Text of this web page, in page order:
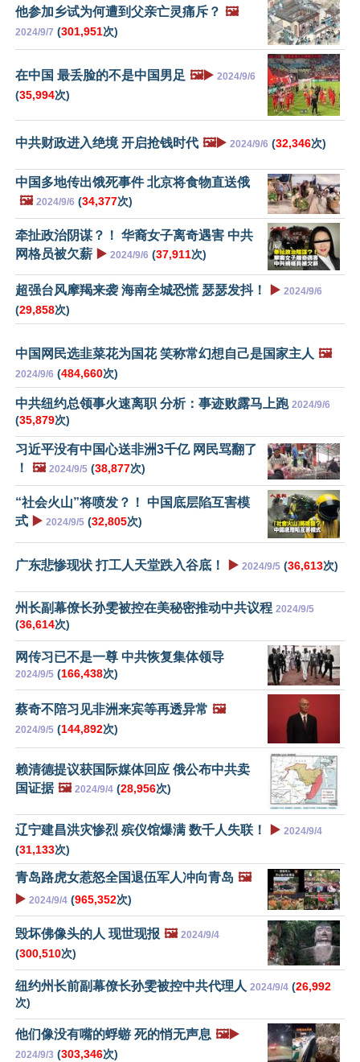
他参加乡试为何遭到父亲亡灵痛斥？ 🖼️
2024/9/7 (301,951次)
在中国 最丢脸的不是中国男足 🖼️▶️ 2024/9/6
(35,994次)
中共财政进入绝境 开启抢钱时代 🖼️▶️ 2024/9/6 (32,346次)
中国多地传出饿死事件 北京将食物直送俄
🖼️ 2024/9/6 (34,377次)
牵扯政治阴谋？！ 华裔女子离奇遇害 中共
网格员被欠薪 ▶️ 2024/9/6 (37,911次)
超强台风摩羯来袭 海南全城恐慌 瑟瑟发抖！ ▶️ 2024/9/6
(29,858次)
中国网民选韭菜花为国花 笑称常幻想自己是国家主人 🖼️
2024/9/6 (484,660次)
中共纽约总领事火速离职 分析：事迹败露马上跑 2024/9/6
(35,879次)
习近平没有中国心送非洲3千亿 网民骂翻了
！
🖼️ 2024/9/5 (38,877次)
“社会火山”将喷发？！ 中国底层陷互害模
式 ▶️ 2024/9/5 (32,805次)
广东悲惨现状 打工人天堂跌入谷底！ ▶️ 2024/9/5 (36,613次)
州长副幕僚长孙雯被控在美秘密推动中共议程 2024/9/5
(36,614次)
网传习已不是一尊 中共恢复集体领导
2024/9/5 (166,438次)
蔡奇不陪习见非洲来宾等再透异常 🖼️
2024/9/5 (144,892次)
赖清德提议获国际媒体回应 俄公布中共卖
国证据 🖼️ 2024/9/4 (28,956次)
辽宁建昌洪灾惨烈 殡仪馆爆满 数千人失联！ ▶️ 2024/9/4
(31,133次)
青岛路虎女惹怒全国退伍军人冲向青岛 🖼️
▶️ 2024/9/4 (965,352次)
毁坏佛像头的人 现世现报 🖼️ 2024/9/4
(300,510次)
纽约州长前副幕僚长孙雯被控中共代理人 2024/9/4 (26,992
次)
他们像没有嘴的蜉蝣 死的悄无声息 🖼️▶️
2024/9/3 (303,346次)